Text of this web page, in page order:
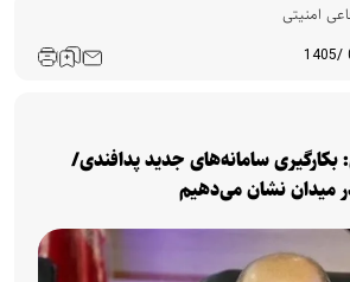
امنیتی
بکارگیری سامانه‌های جدید پدافندی/
میدان نشان می‌دهیم